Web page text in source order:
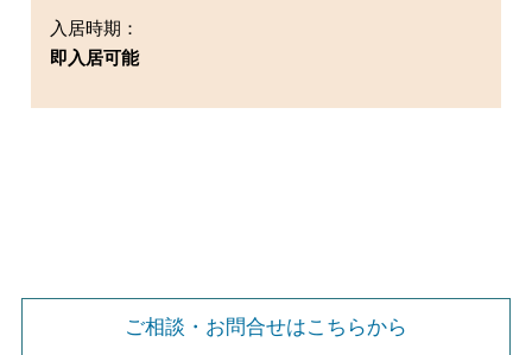
入居時期：
即入居可能
ご相談・お問合せはこちらから